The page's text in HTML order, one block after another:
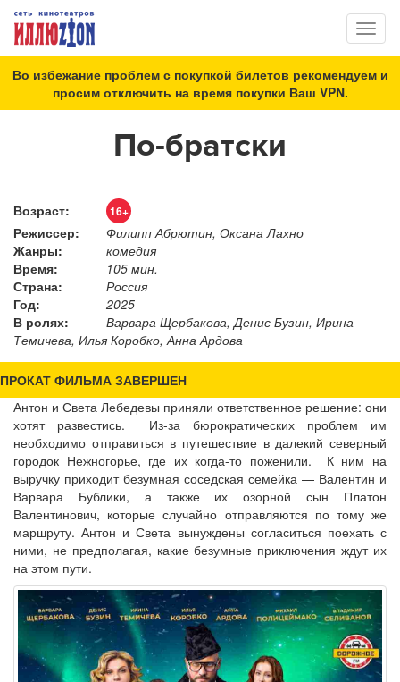
Во избежание проблем с покупкой билетов рекомендуем и
просим отключить на время покупки Ваш VPN.
По-братски
Возраст: 16+
Режиссер:
Филипп Абрютин, Оксана Лахно
Жанры:
комедия
Время:
105 мин.
Страна:
Россия
Год:
2025
В ролях:
Варвара Щербакова, Денис Бузин, Ирина
Темичева, Илья Коробко, Анна Ардова
ПРОКАТ ФИЛЬМА ЗАВЕРШЕН
Антон и Света Лебедевы приняли ответственное решение: они
хотят развестись. Из-за бюрократических проблем им
необходимо отправиться в путешествие в далекий северный
городок Нежногорье, где их когда-то поженили. К ним на
выручку приходит безумная соседская семейка — Валентин и
Варвара Бублики, а также их озорной сын Платон
Валентинович, которые случайно отправляются по тому же
маршруту. Антон и Света вынуждены согласиться поехать с
ними, не предполагая, какие безумные приключения ждут их
на этом пути.